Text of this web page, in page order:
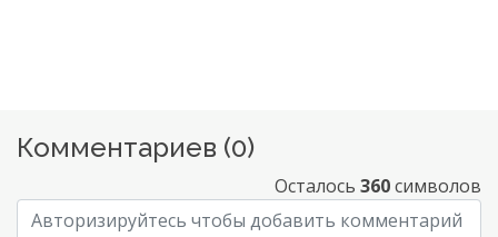
Комментариев (0)
Осталось 360символов